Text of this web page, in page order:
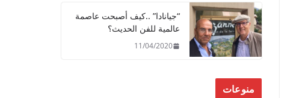
“جيانادا” ..كيف أصبحت عاصمة
عالمية للفن الحديث؟
11/04/2020
منوعات